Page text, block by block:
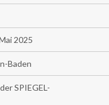
2025
Baden
SPIEGEL-